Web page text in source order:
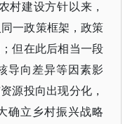
村建设方针以来，
一政策框架，政策
但在此后相当一段
导向差异等因素影
源投向出现分化，
确立乡村振兴战略